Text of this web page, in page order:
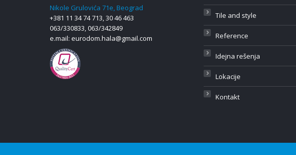
Nikole Grulovića 71e, Beograd
+381 11 34 74 713, 30 46 463
063/330833, 063/342849
e.mail: eurodom.hala@gmail.com
Tile and style
Reference
Idejna rešenja
Lokacije
Kontakt